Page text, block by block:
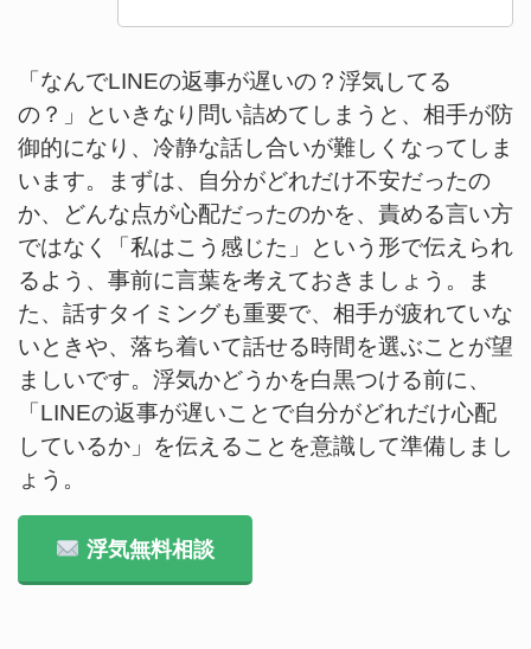
「なんでLINEの返事が遅いの？浮気してる
の？」といきなり問い詰めてしまうと、相手が防
御的になり、冷静な話し合いが難しくなってしま
います。まずは、自分がどれだけ不安だったの
か、どんな点が心配だったのかを、責める言い方
ではなく「私はこう感じた」という形で伝えられ
るよう、事前に言葉を考えておきましょう。ま
た、話すタイミングも重要で、相手が疲れていな
いときや、落ち着いて話せる時間を選ぶことが望
ましいです。浮気かどうかを白黒つける前に、
「LINEの返事が遅いことで自分がどれだけ心配
しているか」を伝えることを意識して準備しまし
ょう。
浮気無料相談